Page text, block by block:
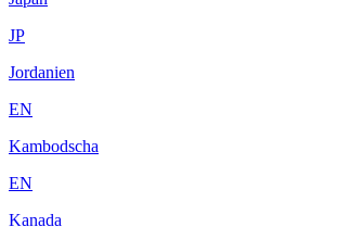
JP
Jordanien
EN
Kambodscha
EN
Kanada